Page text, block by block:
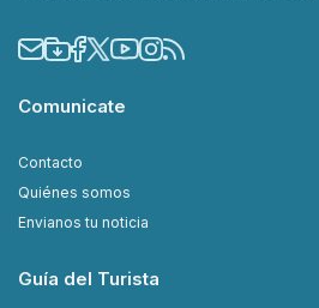
Comunicate
Contacto
Quiénes somos
Envianos tu noticia
Guía del Turista